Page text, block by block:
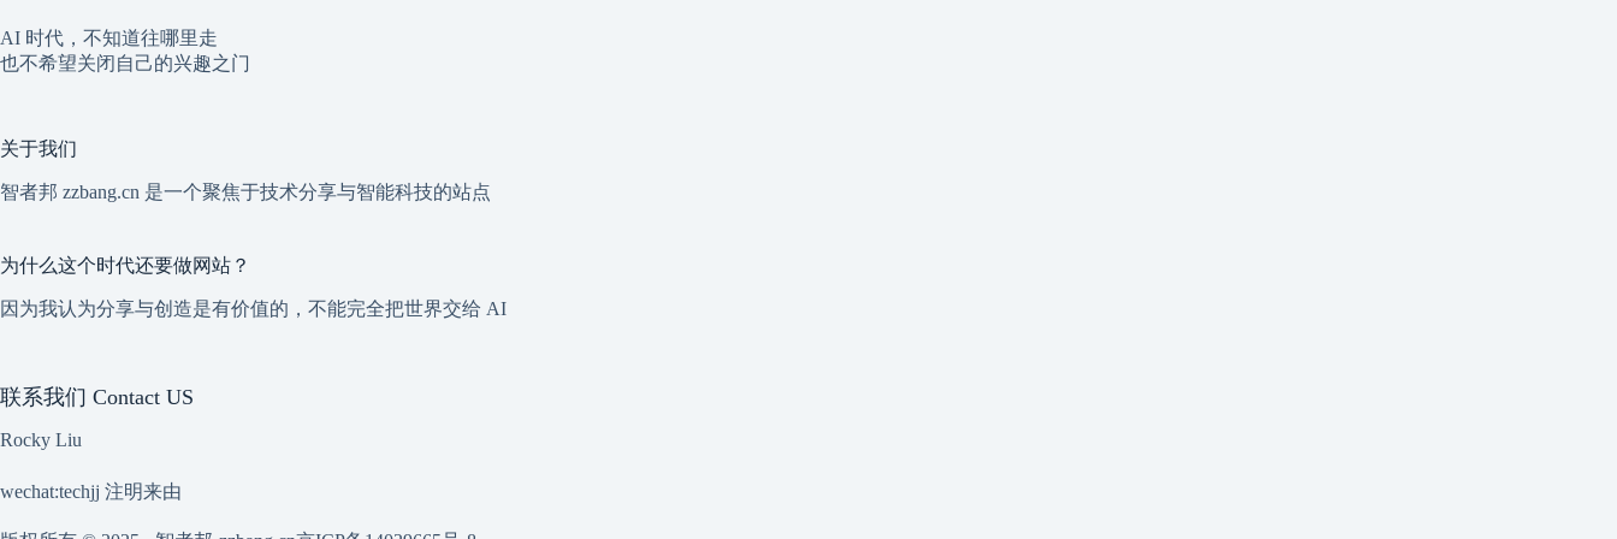
AI 时代，不知道往哪里走
也不希望关闭自己的兴趣之门
关于我们
智者邦 zzbang.cn 是一个聚焦于技术分享与智能科技的站点
为什么这个时代还要做网站？
因为我认为分享与创造是有价值的，不能完全把世界交给 AI
联系我们 Contact US
Rocky Liu
wechat:techjj 注明来由